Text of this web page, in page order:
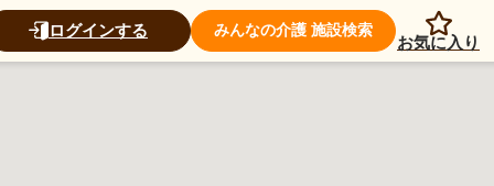
ログインする みんなの介護 施設検索
お気に入り